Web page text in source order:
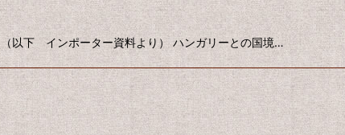
以下 インポーター資料より） ハンガリーとの国境…